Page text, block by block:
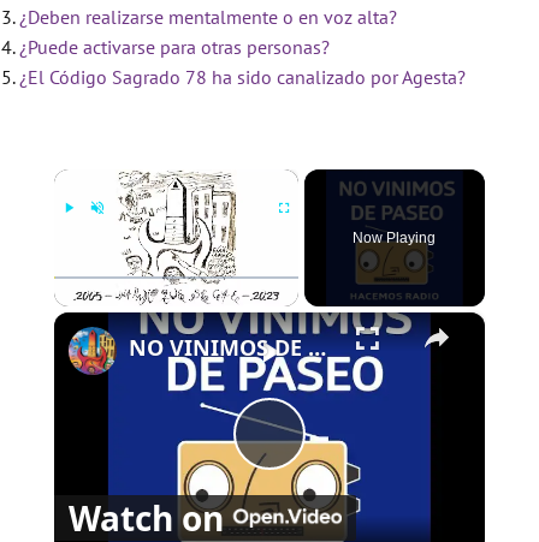
¿Deben realizarse mentalmente o en voz alta?
¿Puede activarse para otras personas?
¿El Código Sagrado 78 ha sido canalizado por Agesta?
×
Fullscreen
Now Playing
×
P
NO VINIMOS DE PASEO - PROGRAMA 78 - 28/12/2023
Watch on